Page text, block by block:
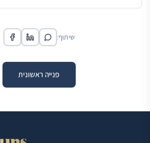
שיתוף:
פנייה ראשונית